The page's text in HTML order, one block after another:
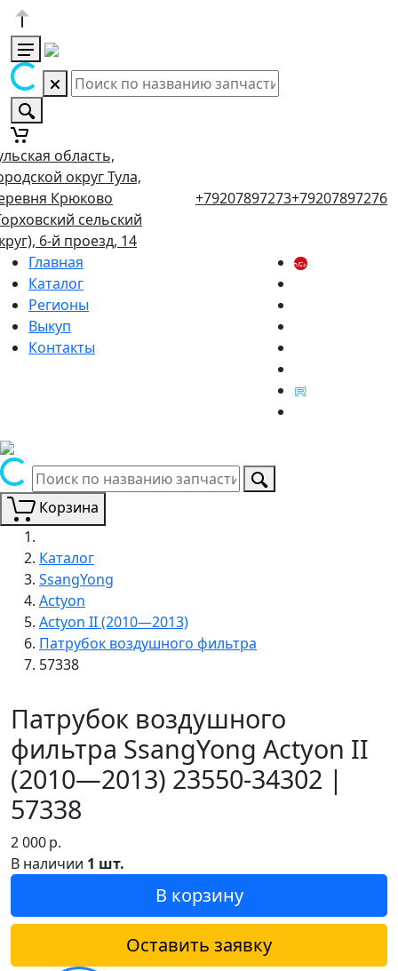
область,
округ Тула,
Крюково
сельский
6-й проезд, 14
+79207897273+79207897276
Главная
Каталог
Регионы
Выкуп
Контакты
Корзина
Каталог
SsangYong
Actyon
Actyon II (2010—2013)
Патрубок воздушного фильтра
57338
Патрубок воздушного
фильтра SsangYong Actyon II
(2010—2013) 23550-34302 |
57338
2 000р.
В наличии 1 шт.
В корзину
Оставить заявку